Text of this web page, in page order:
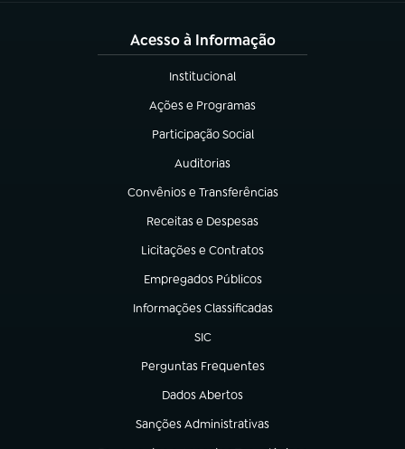
Acesso à Informação
Institucional
(abre em nova aba)
Ações e Programas
(abre em nova aba)
Participação Social
(abre em nova aba)
Auditorias
(abre em nova aba)
Convênios e Transferências
(abre em nova aba)
Receitas e Despesas
(abre em nova aba)
Licitações e Contratos
(abre em nova aba)
Empregados Públicos
(abre em nova aba)
Informações Classificadas
(abre em nova aba)
SIC
(abre em nova aba)
Perguntas Frequentes
(abre em nova aba)
Dados Abertos
(abre em nova aba)
Sanções Administrativas
(abre em nova aba)